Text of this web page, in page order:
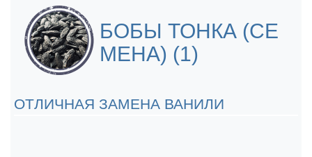
БОБЫ ТОНКА (СЕ
МЕНА) (1)
ОТЛИЧНАЯ ЗАМЕНА ВАНИЛИ